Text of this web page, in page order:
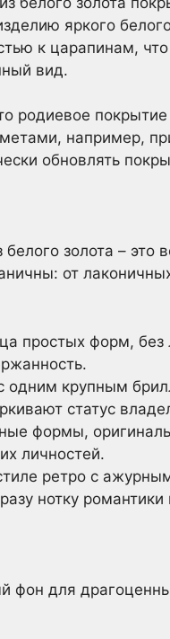
яркого
к царапинам,
вид.
родиевое
например,
обновлять
золота – это
от
простых форм, без
одним крупным
статус
формы,
личностей.
ретро с
нотку романтики
фон для